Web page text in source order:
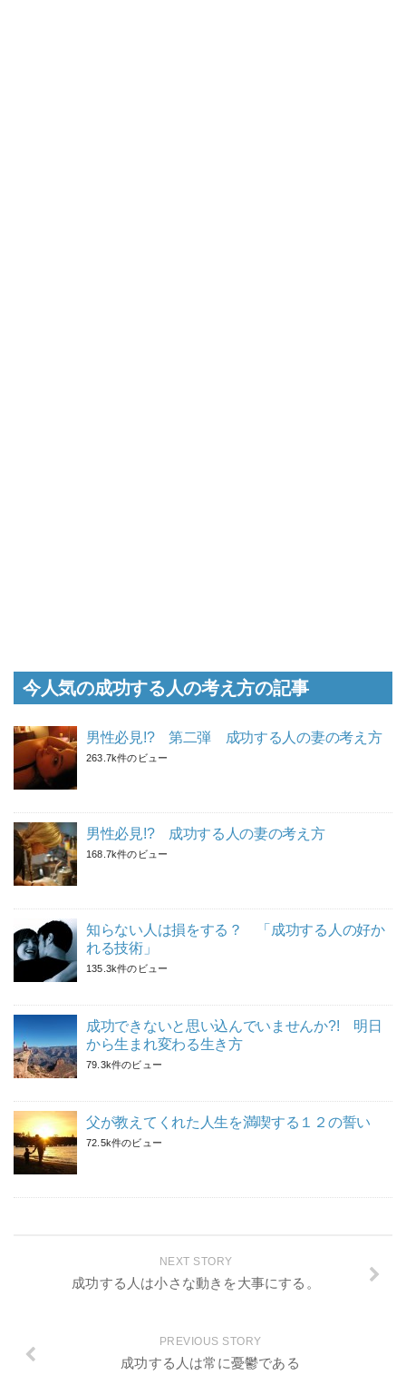
今人気の成功する人の考え方の記事
男性必見!? 第二弾 成功する人の妻の考え方
263.7k件のビュー
男性必見!? 成功する人の妻の考え方
168.7k件のビュー
知らない人は損をする？ 「成功する人の好か
れる技術」
135.3k件のビュー
成功できないと思い込んでいませんか?! 明日
から生まれ変わる生き方
79.3k件のビュー
父が教えてくれた人生を満喫する１２の誓い
72.5k件のビュー
NEXT STORY
成功する人は小さな動きを大事にする。
PREVIOUS STORY
成功する人は常に憂鬱である